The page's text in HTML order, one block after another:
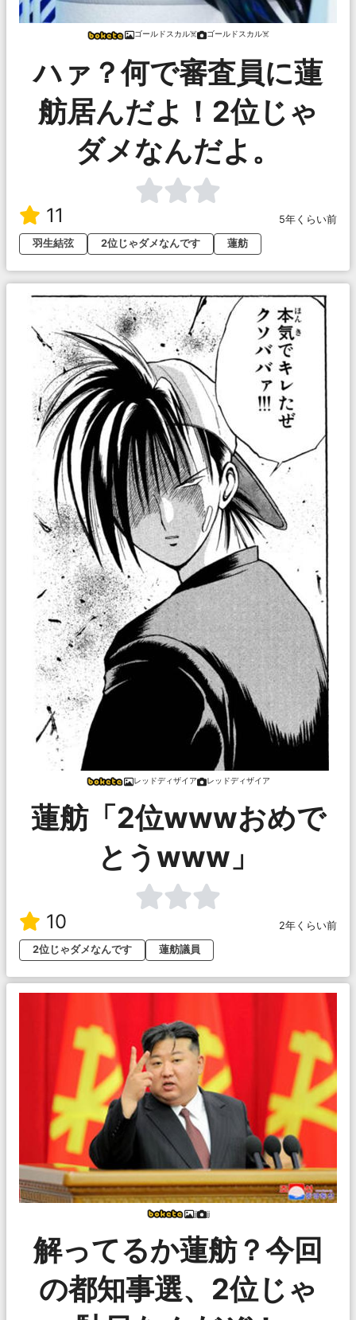
ゴールドスカル☠️ ゴールドスカル☠️
ハァ？何で審査員に蓮
舫居んだよ！2位じゃ
ダメなんだよ。
11
5年くらい前
羽生結弦
2位じゃダメなんです 蓮舫
レッドディザイア レッドディザイア
蓮舫「2位wwwおめで
とうwww」
10
2年くらい前
2位じゃダメなんです
蓮舫議員
jj jj
解ってるか蓮舫？今回
の都知事選、2位じゃ